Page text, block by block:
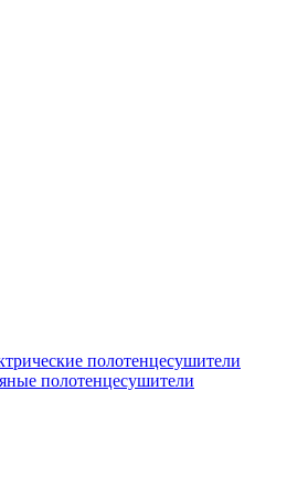
полотенцесушители
полотенцесушители